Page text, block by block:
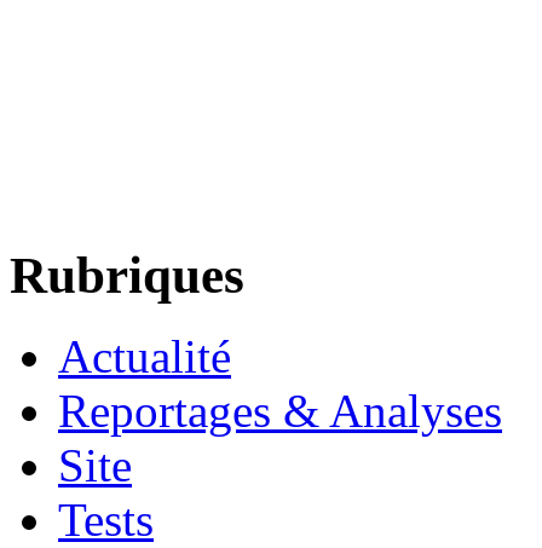
Rubriques
Actualité
Reportages & Analyses
Site
Tests